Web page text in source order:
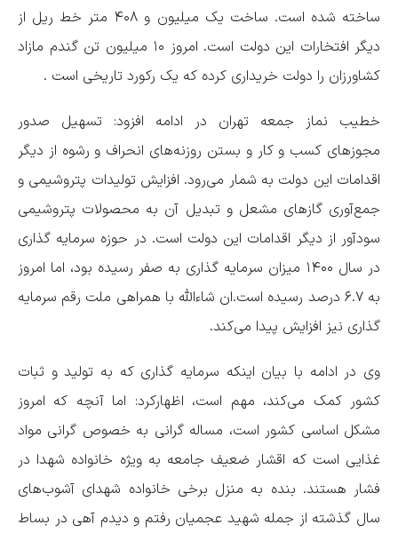
ساخته شده است. ساخت یک میلیون و ۴۰۸ متر خط ریل از
دیگر افتخارات این دولت است. امروز ۱۰ میلیون تن گندم مازاد
کشاورزان را دولت خریداری کرده که یک رکورد تاریخی است .
خطیب نماز جمعه تهران در ادامه افزود: تسهیل صدور
مجوزهای کسب و کار و بستن روزنه‌های انحراف و رشوه از دیگر
اقدامات این دولت به شمار می‌رود. افزایش تولیدات پتروشیمی و
جمع‌آوری گازهای مشعل و تبدیل آن به محصولات پتروشیمی
سودآور از دیگر اقدامات این دولت است. در حوزه سرمایه گذاری
در سال ۱۴۰۰ میزان سرمایه گذاری به صفر رسیده بود، اما امروز
به ۶.۷ درصد رسیده است.ان شاءالله با همراهی ملت رقم سرمایه
گذاری نیز افزایش پیدا می‌کند.
وی در ادامه با بیان اینکه سرمایه گذاری که به تولید و ثبات
کشور کمک می‌کند، مهم است، اظهارکرد: اما آنچه که امروز
مشکل اساسی کشور است، مساله گرانی به خصوص گرانی مواد
غذایی است که اقشار ضعیف جامعه به ویژه خانواده شهدا در
فشار هستند. بنده به منزل برخی خانواده شهدای آشوب‌های
سال گذشته از جمله شهید عجمیان رفتم و دیدم آهی در بساط